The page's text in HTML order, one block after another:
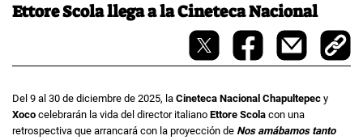
Ettore Scola llega a la Cineteca Nacional
Del 9 al 30 de diciembre de 2025, la Cineteca Nacional Chapultepec y
Xoco celebrarán la vida del director italiano Ettore Scola con una
retrospectiva que arrancará con la proyección de Nos amábamos tanto